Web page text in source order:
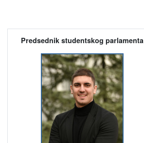
Predsednik studentskog parlamenta